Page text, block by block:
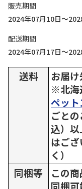
販売期間
2024年07月10日～
配送期間
2024年07月17日～
送料
お届け
※北海
ペッ
ごと
込）
はご
く）
同梱等
この商
同梱可